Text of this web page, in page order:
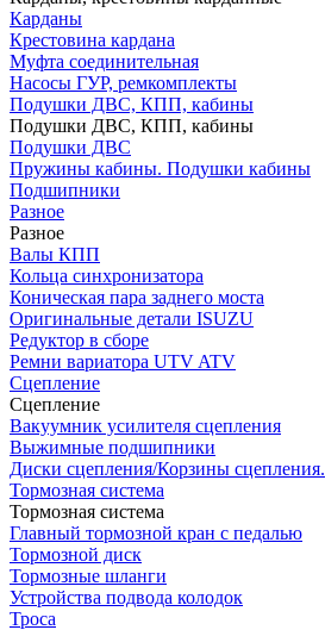
Карданы
Крестовина кардана
Муфта соединительная
Насосы ГУР, ремкомплекты
Подушки ДВС, КПП, кабины
Подушки ДВС, КПП, кабины
Подушки ДВС
Пружины кабины. Подушки кабины
Подшипники
Разное
Разное
Валы КПП
Кольца синхронизатора
Коническая пара заднего моста
Оригинальные детали ISUZU
Редуктор в сборе
Ремни вариатора UTV ATV
Сцепление
Сцепление
Вакуумник усилителя сцепления
Выжимные подшипники
Диски сцепления/Корзины сцепления.
Тормозная система
Тормозная система
Главный тормозной кран с педалью
Тормозной диск
Тормозные шланги
Устройства подвода колодок
Троса